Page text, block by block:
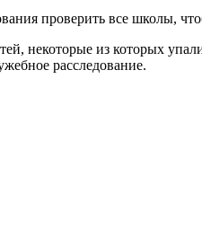
проверить все школы,
некоторые из которых
расследование.